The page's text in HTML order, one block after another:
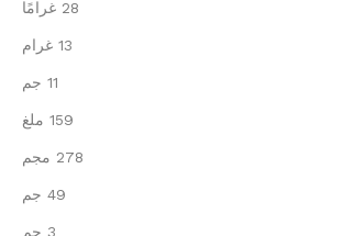
28 غرامًا
13 غرام
11 جم
159 ملغ
278 مجم
49 جم
3 جم